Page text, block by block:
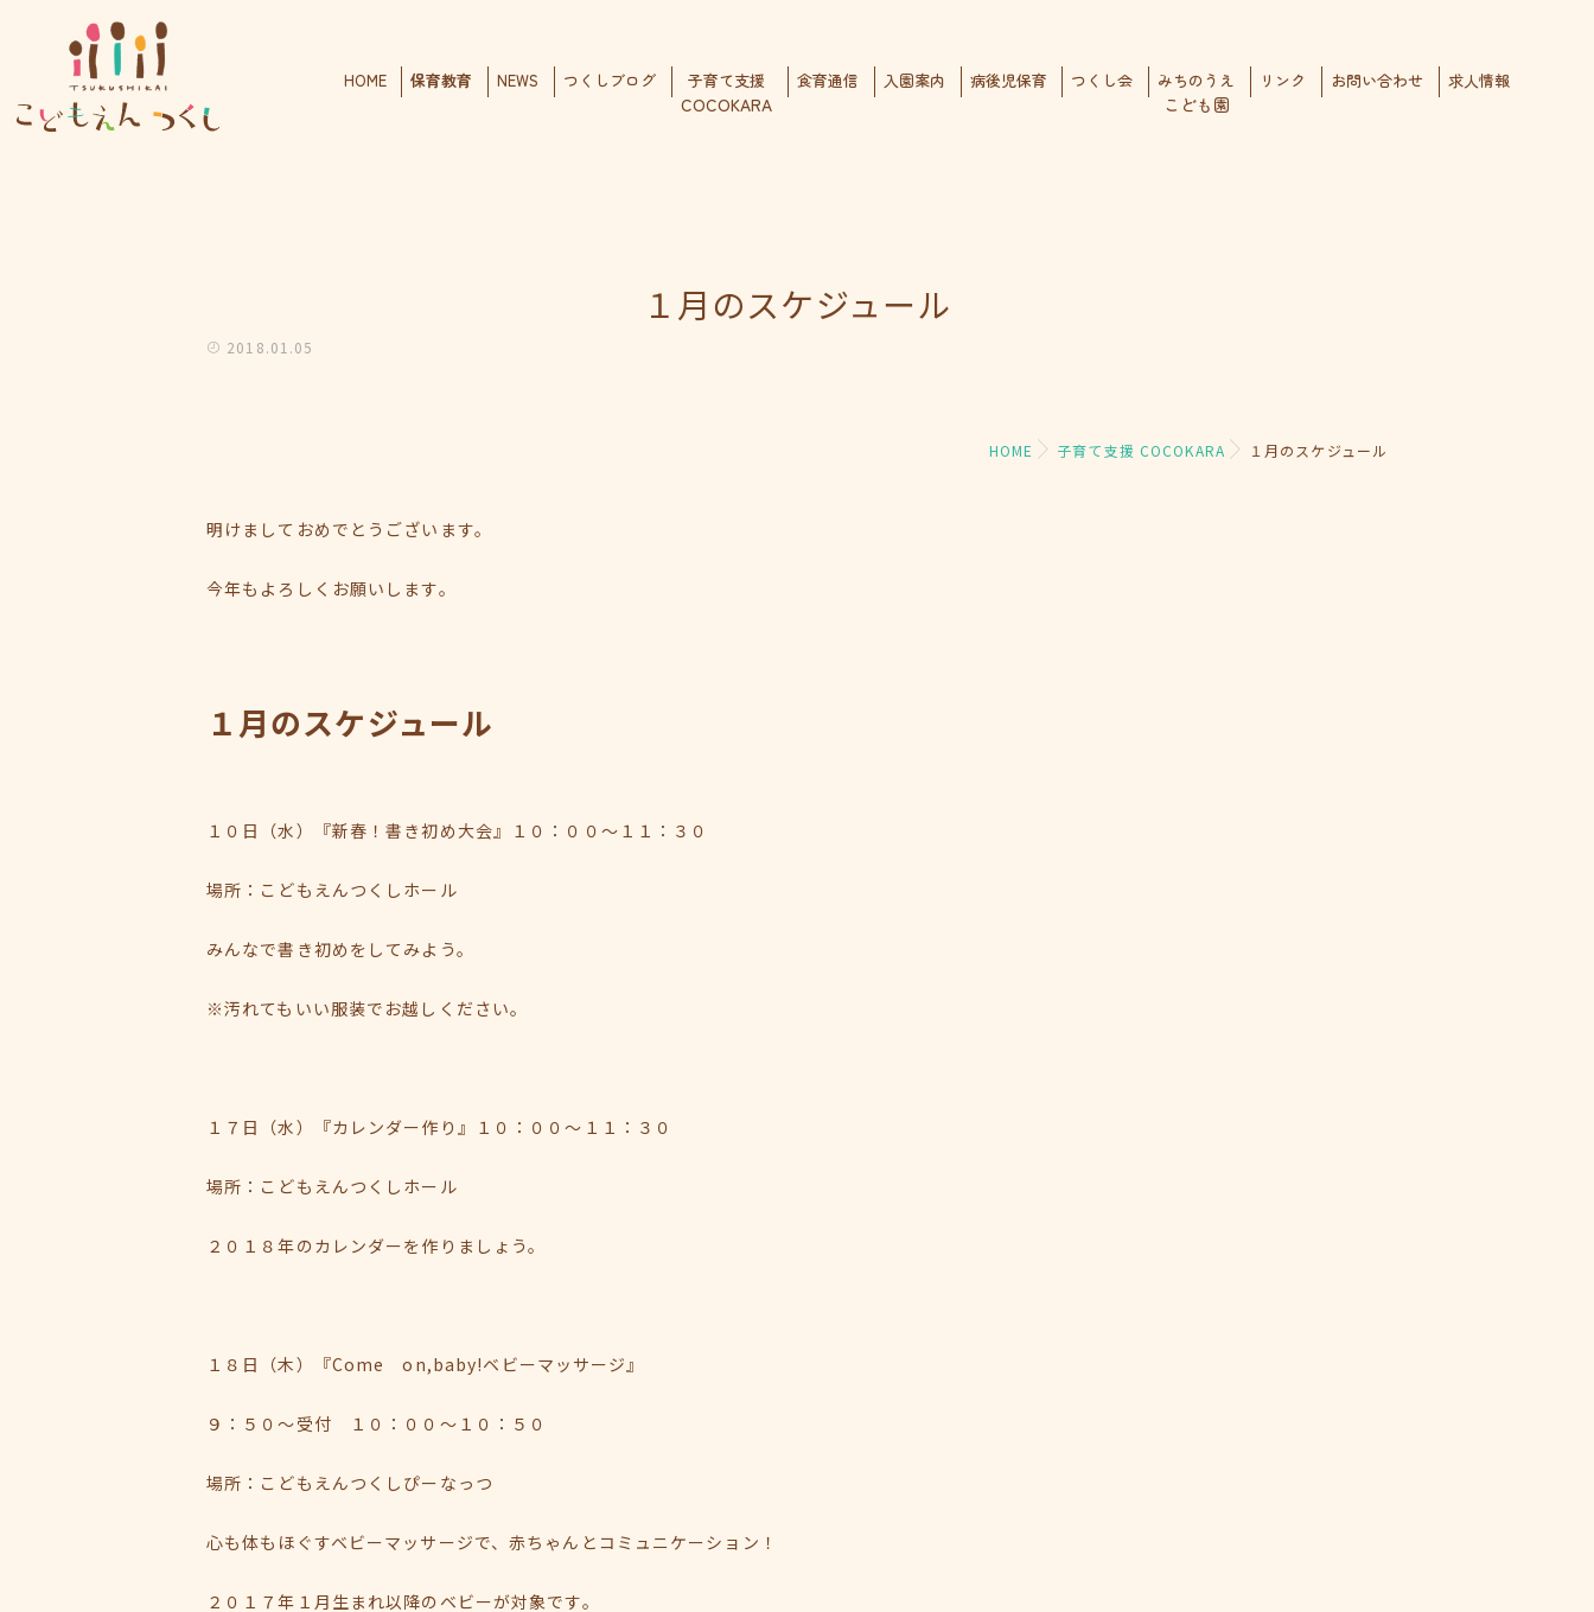
HOME 保育教育 NEWS つくしブログ 子育て支援
COCOKARA
食育通信 入園案内 病後児保育 つくし会 みちのうえ
こども園
リンク お問い合わせ 求人情報
１月のスケジュール
2018.01.05
HOME 子育て支援 COCOKARA １月のスケジュール
明けましておめでとうございます。
今年もよろしくお願いします。
１月のスケジュール
１０日（水）『新春！書き初め大会』１０：００～１１：３０
場所：こどもえんつくしホール
みんなで書き初めをしてみよう。
※汚れてもいい服装でお越しください。
１７日（水）『カレンダー作り』１０：００～１１：３０
場所：こどもえんつくしホール
２０１８年のカレンダーを作りましょう。
１８日（木）『Come on,baby!ベビーマッサージ』
９：５０～受付 １０：００～１０：５０
場所：こどもえんつくしぴーなっつ
心も体もほぐすベビーマッサージで、赤ちゃんとコミュニケーション！
２０１７年１月生まれ以降のベビーが対象です。